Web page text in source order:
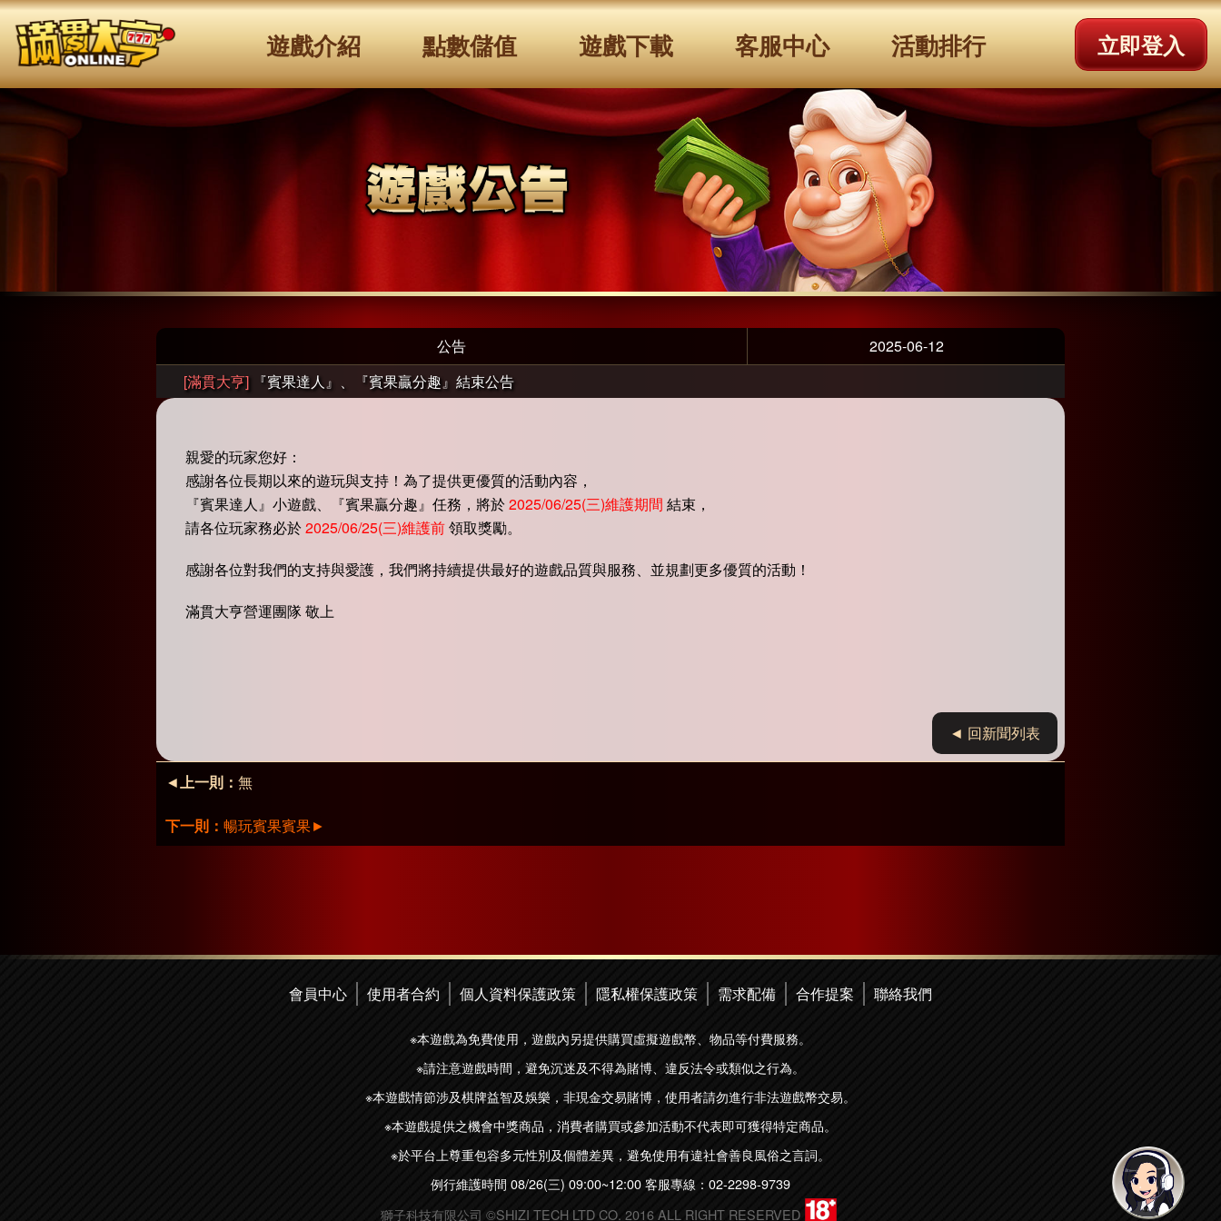
遊戲介紹 點數儲值 遊戲下載 客服中心 活動排行 立即登入
公告
2025-06-12
[滿貫大亨] 『賓果達人』、『賓果贏分趣』結束公告
親愛的玩家您好：
感謝各位長期以來的遊玩與支持！為了提供更優質的活動內容，
『賓果達人』小遊戲、『賓果贏分趣』任務，將於2025/06/25(三)維護期間 結束，
請各位玩家務必於2025/06/25(三)維護前領取獎勵。
感謝各位對我們的支持與愛護，我們將持續提供最好的遊戲品質與服務、並規劃更多優質的活動！
滿貫大亨營運團隊 敬上
◄ 回新聞列表
◄上一則： 無
下一則： 暢玩賓果賓果►
會員中心 使用者合約 個人資料保護政策 隱私權保護政策 需求配備 合作提案 聯絡我們
※本遊戲為免費使用，遊戲內另提供購買虛擬遊戲幣、物品等付費服務。
※請注意遊戲時間，避免沉迷及不得為賭博、違反法令或類似之行為。
※本遊戲情節涉及棋牌益智及娛樂，非現金交易賭博，使用者請勿進行非法遊戲幣交易。
※本遊戲提供之機會中獎商品，消費者購買或參加活動不代表即可獲得特定商品。
※於平台上尊重包容多元性別及個體差異，避免使用有違社會善良風俗之言詞。
例行維護時間 08/26(三) 09:00~12:00 客服專線：02-2298-9739
獅子科技有限公司 ©SHIZI TECH LTD CO. 2016 ALL RIGHT RESERVED